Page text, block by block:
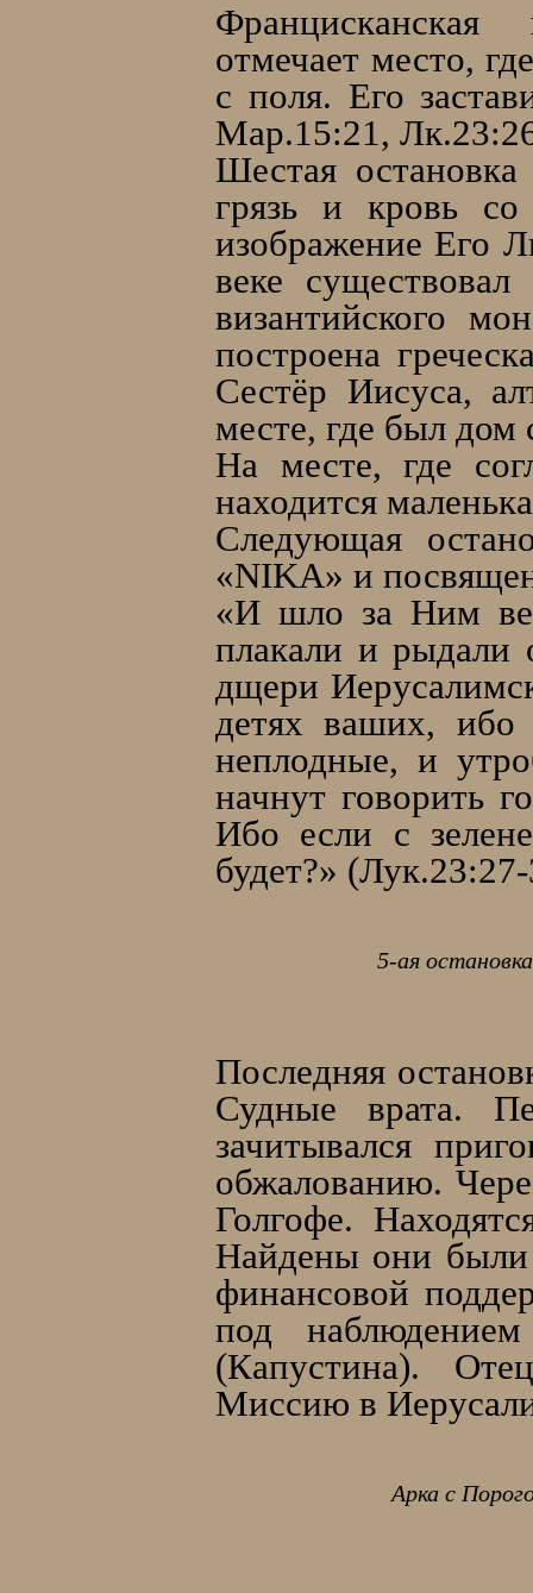
отмечает место,
с поля. Его
Мар.15:21,
Шестая
грязь и кровь
изображение Его
веке
византийского
построена
Сестёр Иисуса,
месте, где был дом
На месте, где
находится
Следующая
«NIKA» и
«И шло за Ним
плакали и
дщери
детях ваших, ибо
неплодные, и
начнут говорить
Ибо если с
будет?»
5-ая
Последняя
Судные врата.
зачитывался
обжалованию.
Голгофе.
Найдены они были
финансовой
под
(Капустина).
Миссию в
Арка с